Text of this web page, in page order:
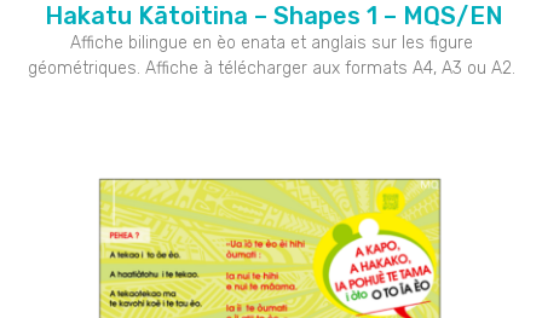
Hakatu Kātoitina – Shapes 1 – MQS/EN
Affiche bilingue en èo enata et anglais sur les figure
géométriques. Affiche à télécharger aux formats A4, A3 ou A2.